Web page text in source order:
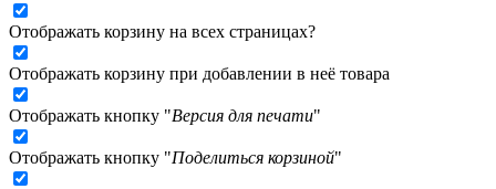
Отображать корзину на всех страницах?
Отображать корзину при добавлении в неё товара
Отображать кнопку "Версия для печати"
Отображать кнопку "Поделиться корзиной"